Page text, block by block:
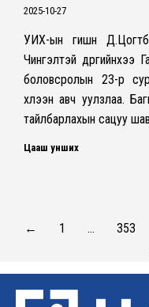
2025-10-27
УИХ-ын гишүүн
Чингэлтэй
боловсролын 23-р
хүлээн авч уулзлаа.
тайлбарлахын сацуу
Цааш унших
← 1 … 353